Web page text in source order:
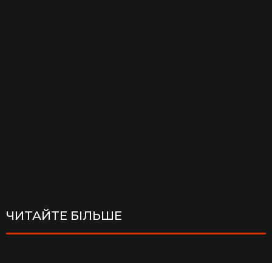
ЧИТАЙТЕ БІЛЬШЕ